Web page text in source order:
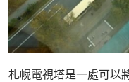
札幌電視塔是一處可以